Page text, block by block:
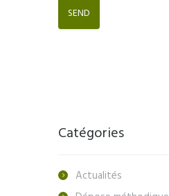
Catégories
Actualités